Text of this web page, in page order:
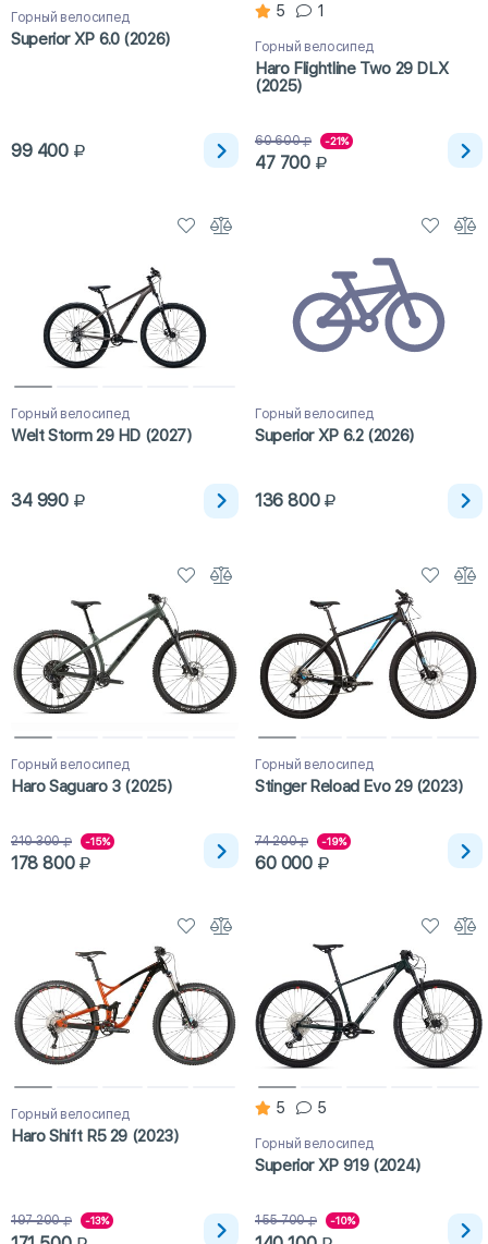
Горный велосипед
Superior XP 6.0 (2026)
99 400
5 1
Горный велосипед
Haro Flightline Two 29 DLX
(2025)
60 600 -21%
47 700
Горный велосипед
Welt Storm 29 HD (2027)
34 990
Горный велосипед
Superior XP 6.2 (2026)
136 800
Горный велосипед
Haro Saguaro 3 (2025)
210 300 -15%
178 800
Горный велосипед
Stinger Reload Evo 29 (2023)
74 200 -19%
60 000
Горный велосипед
Haro Shift R5 29 (2023)
197 200 -13%
5 5
Горный велосипед
Superior XP 919 (2024)
155 700 -10%